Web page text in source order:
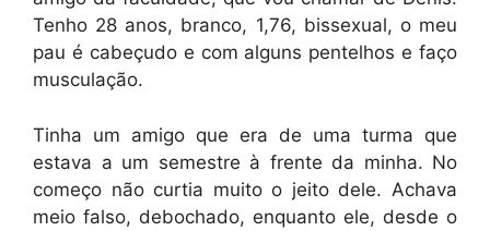
Tenho 28 anos, branco, 1,76, bissexual, o meu
pau é cabeçudo e com alguns pentelhos e faço
musculação.
Tinha um amigo que era de uma turma que
estava a um semestre à frente da minha. No
começo não curtia muito o jeito dele. Achava
meio falso, debochado, enquanto ele, desde o